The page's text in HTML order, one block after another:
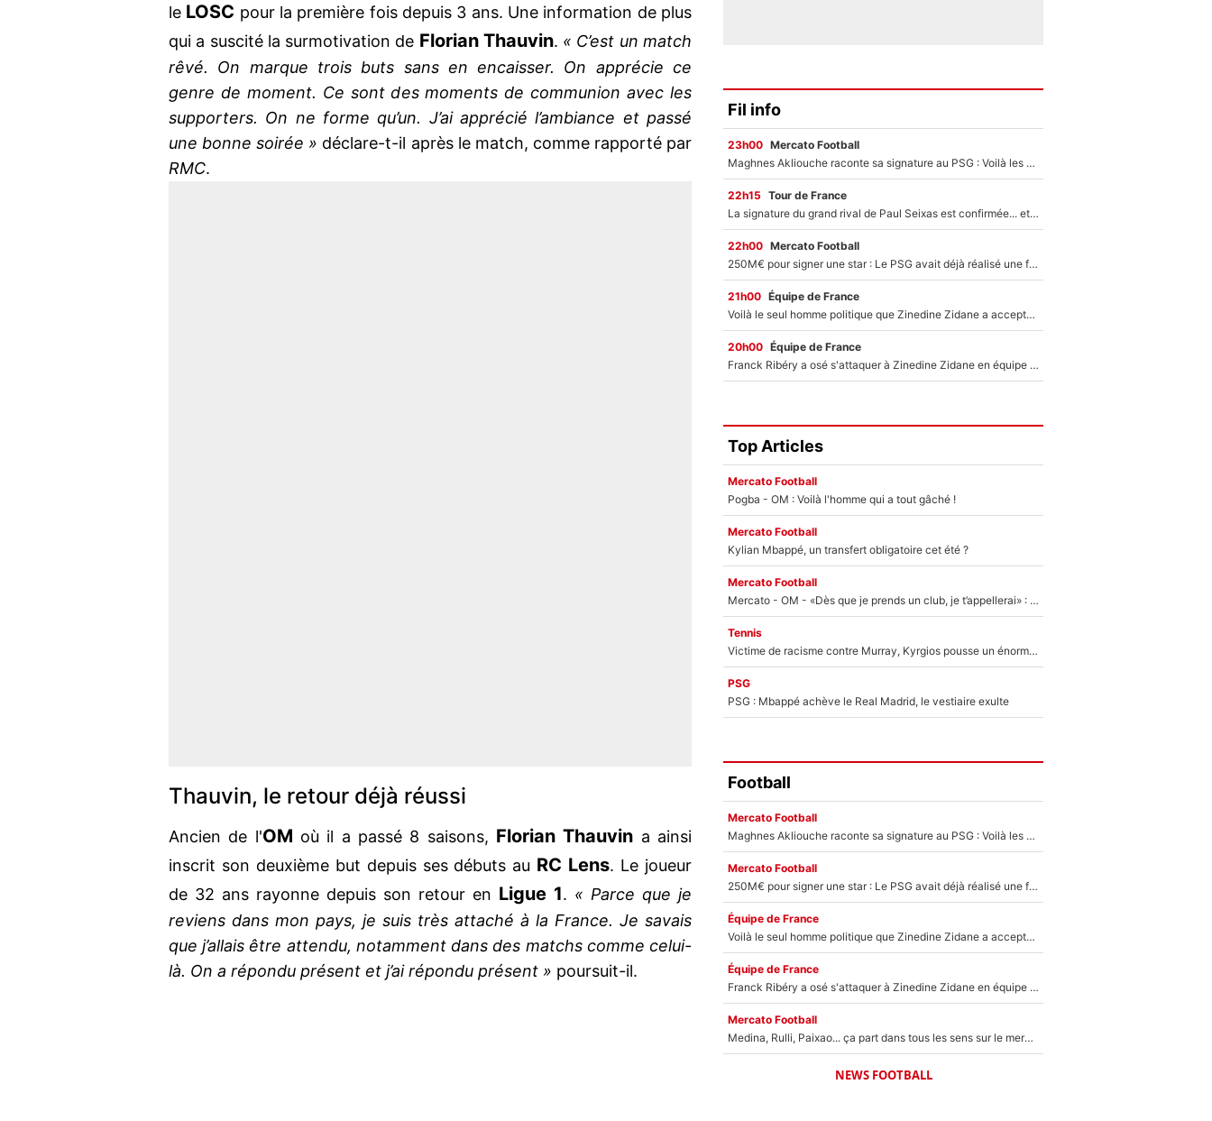
le LOSC pour la première fois depuis 3 ans. Une information de plus
qui a suscité la surmotivation de Florian Thauvin. « C’est un match
rêvé. On marque trois buts sans en encaisser. On apprécie ce
genre de moment. Ce sont des moments de communion avec les
supporters. On ne forme qu’un. J’ai apprécié l’ambiance et passé
une bonne soirée » déclare-t-il après le match, comme rapporté par
RMC.
Thauvin, le retour déjà réussi
Ancien de l'OM où il a passé 8 saisons, Florian Thauvin a ainsi
inscrit son deuxième but depuis ses débuts au RC Lens. Le joueur
de 32 ans rayonne depuis son retour en Ligue 1. « Parce que je
reviens dans mon pays, je suis très attaché à la France. Je savais
que j’allais être attendu, notamment dans des matchs comme celui-
là. On a répondu présent et j’ai répondu présent » poursuit-il.
Fil info
23h00 Mercato Football
Maghnes Akliouche raconte sa signature au PSG : Voilà les coulisses de son transfert de rêve à 50M€
22h15 Tour de France
La signature du grand rival de Paul Seixas est confirmée... et c'est une excellente nouvelle pour l'équipe Decathlon-CMA CGM !
22h00 Mercato Football
250M€ pour signer une star : Le PSG avait déjà réalisé une folie sur le mercato bien avant Neymar !
21h00 Équipe de France
Voilà le seul homme politique que Zinedine Zidane a accepté dans son entourage : «Je garde un très bon souvenir de lui»
20h00 Équipe de France
Franck Ribéry a osé s'attaquer à Zinedine Zidane en équipe de France : «Je n'aurais jamais fait ça»
Top Articles
Mercato Football
Pogba - OM : Voilà l'homme qui a tout gâché !
Mercato Football
Kylian Mbappé, un transfert obligatoire cet été ?
Mercato Football
Mercato - OM - «Dès que je prends un club, je t’appellerai» : La promesse de Marcelino au moment de claquer la porte
Tennis
Victime de racisme contre Murray, Kyrgios pousse un énorme coup de gueule !
PSG
PSG : Mbappé achève le Real Madrid, le vestiaire exulte
Football
Mercato Football
Maghnes Akliouche raconte sa signature au PSG : Voilà les coulisses de son transfert de rêve à 50M€
Mercato Football
250M€ pour signer une star : Le PSG avait déjà réalisé une folie sur le mercato bien avant Neymar !
Équipe de France
Voilà le seul homme politique que Zinedine Zidane a accepté dans son entourage : «Je garde un très bon souvenir de lui»
Équipe de France
Franck Ribéry a osé s'attaquer à Zinedine Zidane en équipe de France : «Je n'aurais jamais fait ça»
Mercato Football
Medina, Rulli, Paixao... ça part dans tous les sens sur le mercato de l'OM : Frank McCourt va enfin récupérer l'argent qu'il attend ?
NEWS FOOTBALL